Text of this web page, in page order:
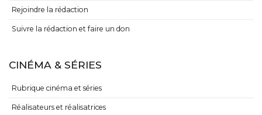
Rejoindre la rédaction
Suivre la rédaction et faire un don
CINÉMA & SÉRIES
Rubrique cinéma et séries
Réalisateurs et réalisatrices